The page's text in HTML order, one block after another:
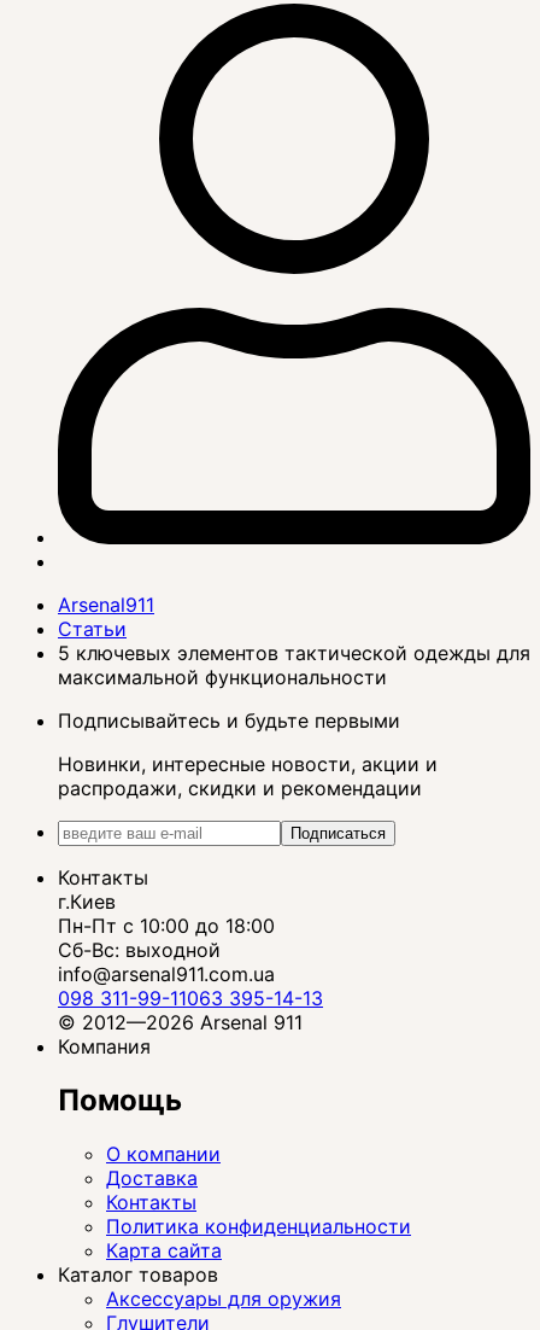
Arsenal911
Статьи
5 ключевых элементов тактической одежды для
максимальной функциональности
Подписывайтесь и будьте первыми
Новинки, интересные новости, акции и
распродажи, скидки и рекомендации
Подписаться
Контакты
г.Киев
Пн-Пт с 10:00 до 18:00
Сб-Вс: выходной
info@arsenal911.com.ua
098 311-99-11063 395-14-13
© 2012—2026 Arsenal 911
Компания
Помощь
О компании
Доставка
Контакты
Политика конфиденциальности
Карта сайта
Каталог товаров
Аксессуары для оружия
Глушители